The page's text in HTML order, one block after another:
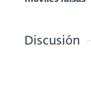
Discusión